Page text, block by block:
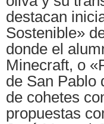
destacan
Sostenible»
donde el
Minecraft, o
de San Pablo
de cohetes
propuestas